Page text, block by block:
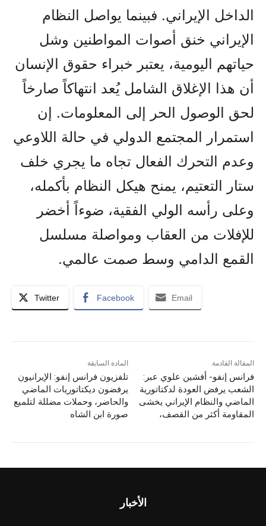
الداخل الإيراني. فبينما يواصل النظام
الإيراني خنق أصوات المواطنين وشل
حياتهم اليومية، يعتبر خبراء حقوق الإنسان
أن هذا الإغلاق الشامل يُعد انتهاكاً صارخاً
لحق الوصول الحر إلى المعلومات. إن
استمرار المجتمع الدولي في حالة اللاوعي
وعدم التحرك الفعال تجاه ما يجري خلف
ستار التعتيم، يمنح هيكل النظام بأكمله،
وعلى رأسه الولي الفقیة، ضوءاً أخضر
للإفلات من العقاب ومواصلة مسلسل
القمع الدامي وسط صمت عالمي.
Twitter Facebook Email
المادة السابقة
تلفزيون فرانس إنفو: الإيرانيون
يرفضون ديكتاتوريات الماضي
والحاضر، وحملات مضللة لتلميع
صورة ابن الشاه
المقالة القادمة
فرانس إنفو- أفشين علوي عبر:
الشعب يرفض العودة لدكتاتورية
الماضي والنظام الإيراني يخشى
المقاومة أكثر من القصف،
الأخبار